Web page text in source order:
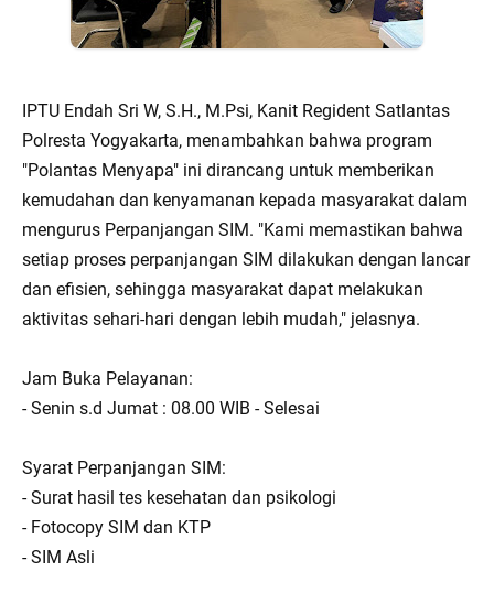
IPTU Endah Sri W, S.H., M.Psi, Kanit Regident Satlantas
Polresta Yogyakarta, menambahkan bahwa program
"Polantas Menyapa" ini dirancang untuk memberikan
kemudahan dan kenyamanan kepada masyarakat dalam
mengurus Perpanjangan SIM. "Kami memastikan bahwa
setiap proses perpanjangan SIM dilakukan dengan lancar
dan efisien, sehingga masyarakat dapat melakukan
aktivitas sehari-hari dengan lebih mudah," jelasnya.
Jam Buka Pelayanan:
- Senin s.d Jumat : 08.00 WIB - Selesai
Syarat Perpanjangan SIM:
- Surat hasil tes kesehatan dan psikologi
- Fotocopy SIM dan KTP
- SIM Asli